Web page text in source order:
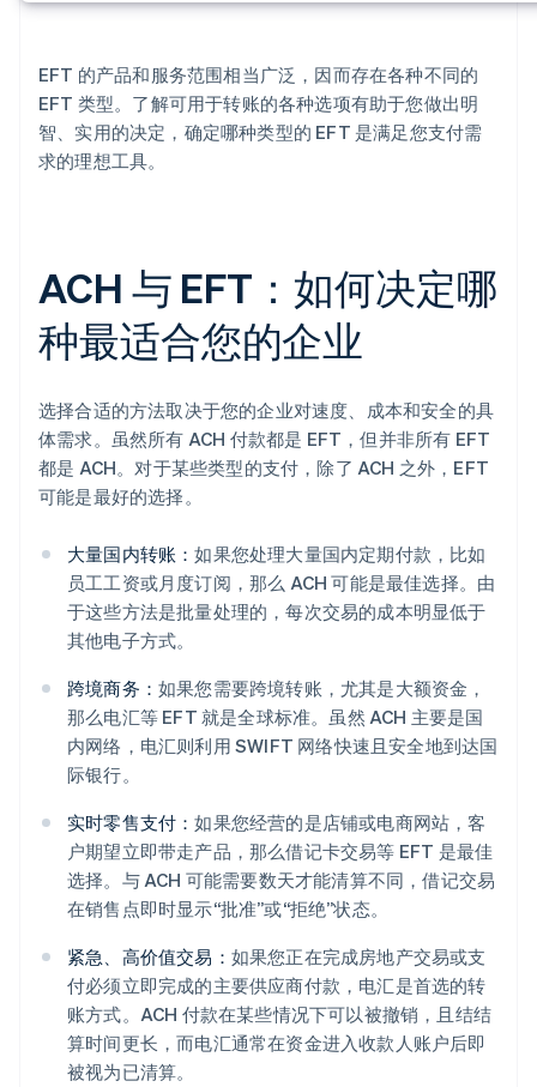
EFT 的产品和服务范围相当广泛，因而存在各种不同的
EFT 类型。了解可用于转账的各种选项有助于您做出明
智、实用的决定，确定哪种类型的 EFT 是满足您支付需
求的理想工具。
ACH 与 EFT：如何决定哪
种最适合您的企业
选择合适的方法取决于您的企业对速度、成本和安全的具
体需求。虽然所有 ACH 付款都是 EFT，但并非所有 EFT
都是 ACH。对于某些类型的支付，除了 ACH 之外，EFT
可能是最好的选择。
大量国内转账：如果您处理大量国内定期付款，比如
员工工资或月度订阅，那么 ACH 可能是最佳选择。由
于这些方法是批量处理的，每次交易的成本明显低于
其他电子方式。
跨境商务： 如果您需要跨境转账，尤其是大额资金，
那么电汇等 EFT 就是全球标准。虽然 ACH 主要是国
内网络，电汇则利用 SWIFT 网络快速且安全地到达国
际银行。
实时零售支付：如果您经营的是店铺或电商网站，客
户期望立即带走产品，那么借记卡交易等 EFT 是最佳
选择。与 ACH 可能需要数天才能清算不同，借记交易
在销售点即时显示“批准”或“拒绝”状态。
紧急、高价值交易： 如果您正在完成房地产交易或支
付必须立即完成的主要供应商付款，电汇是首选的转
账方式。ACH 付款在某些情况下可以被撤销，且结结
算时间更长，而电汇通常在资金进入收款人账户后即
被视为已清算。